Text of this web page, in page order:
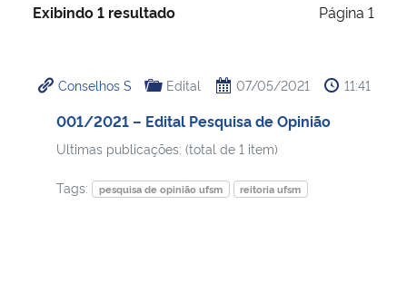
Ministério da Cidadania
Ministério de Minas e Energia
Exibindo 1 resultado Página 1
Conselhos S Edital 07/05/2021 11:41
001/2021 – Edital Pesquisa de Opinião
Ultimas publicações: (total de 1 item)
Tags: pesquisa de opinião ufsm reitoria ufsm